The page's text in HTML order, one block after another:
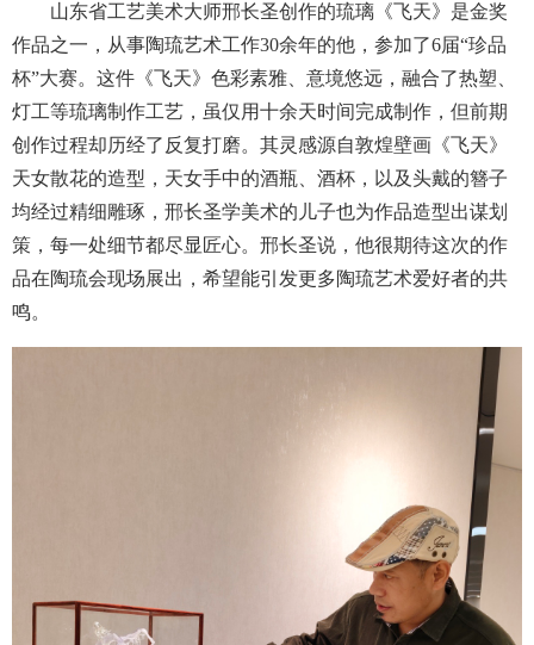
山东省工艺美术大师邢长圣创作的琉璃《飞天》是金奖
作品之一，从事陶琉艺术工作30余年的他，参加了6届“珍品
杯”大赛。这件《飞天》色彩素雅、意境悠远，融合了热塑、
灯工等琉璃制作工艺，虽仅用十余天时间完成制作，但前期
创作过程却历经了反复打磨。其灵感源自敦煌壁画《飞天》
天女散花的造型，天女手中的酒瓶、酒杯，以及头戴的簪子
均经过精细雕琢，邢长圣学美术的儿子也为作品造型出谋划
策，每一处细节都尽显匠心。邢长圣说，他很期待这次的作
品在陶琉会现场展出，希望能引发更多陶琉艺术爱好者的共
鸣。